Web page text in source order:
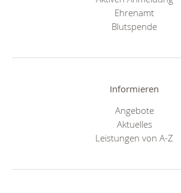
Ehrenamt
Blutspende
Informieren
Angebote
Aktuelles
Leistungen von A-Z